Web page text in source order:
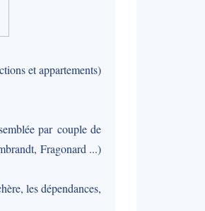
et appartements)
par couple de
Fragonard ...)
les dépendances,